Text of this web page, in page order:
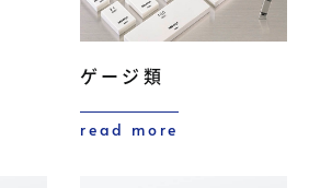
ゲージ類
read more